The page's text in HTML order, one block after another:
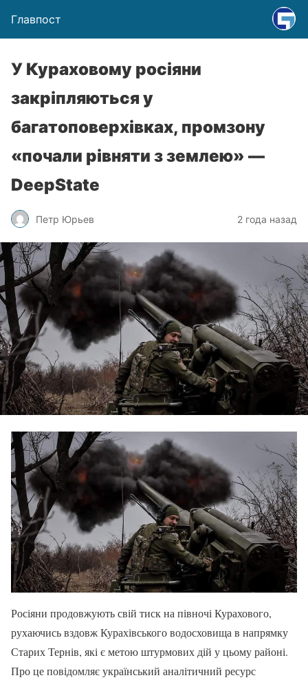
Главпост
У Кураховому росіяни
закріпляються у
багатоповерхівках, промзону
«почали рівняти з землею» —
DeepState
Петр Юрьев 2 года назад
Росіяни продовжують свій тиск на півночі Курахового,
рухаючись вздовж Курахівського водосховища в напрямку
Старих Тернів, які є метою штурмових дій у цьому районі.
Про це повідомляє український аналітичний ресурс